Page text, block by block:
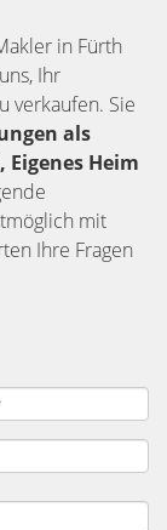
in Fürth
Ihr
verkaufen. Sie
als
Heim
mit
Ihre Fragen